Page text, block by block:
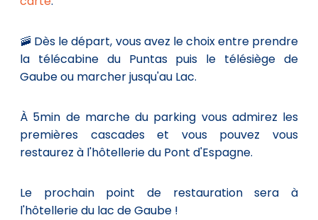
🚠 Dès le départ, vous avez le choix entre prendre
la télécabine du Puntas puis le télésiège de
Gaube ou marcher jusqu'au Lac.
À 5min de marche du parking vous admirez les
premières cascades et vous pouvez vous
restaurez à l'hôtellerie du Pont d'Espagne.
Le prochain point de restauration sera à
l'hôtellerie du lac de Gaube !